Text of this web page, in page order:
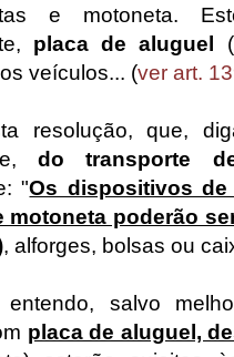
e motoneta.
placa de aluguel
veículos... (ver art.
resolução, que,
do transporte
"Os dispositivos
motoneta poderão
, alforges, bolsas ou
entendo, salvo
placa de aluguel,